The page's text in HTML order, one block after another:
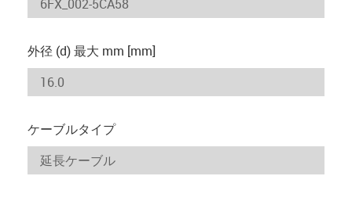
外径 (d) 最大 mm [mm]
ケーブルタイプ